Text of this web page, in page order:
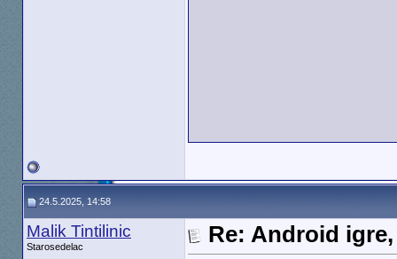
24.5.2025, 14:58
Malik Tintilinic
Starosedelac
Re: Android